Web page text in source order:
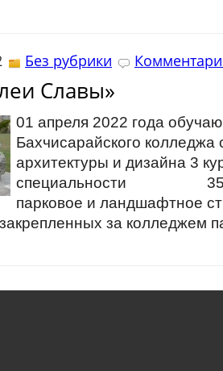
Без рубрики
Славы»
01 апреля 2022 года
Бахчисарайского колледжа
архитектуры и дизайна 3
специальности
парковое и ландшафтное
за колледжем